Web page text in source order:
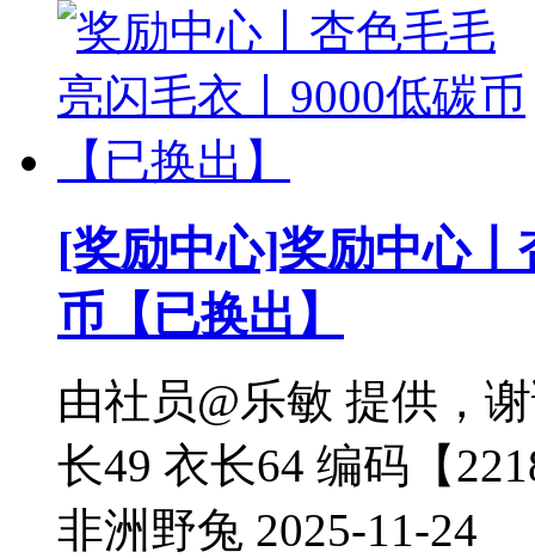
[奖励中心]奖励中心丨
币【已换出】
由社员@乐敏 提供，
长49 衣长64 编码【
非洲野兔 2025-11-24